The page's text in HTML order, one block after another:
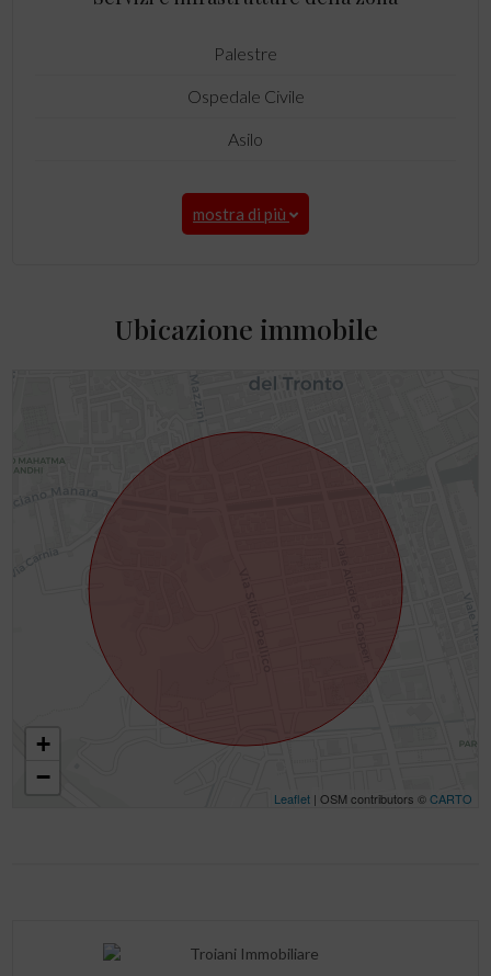
Palestre
Ospedale Civile
Asilo
mostra di più
Ubicazione immobile
+
−
Leaflet| OSM contributors ©CARTO